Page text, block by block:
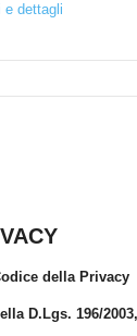
e dettagli
della Privacy
D.Lgs. 196/